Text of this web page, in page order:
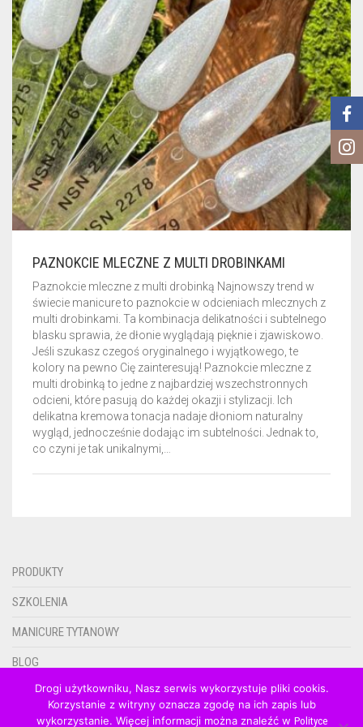
PUDRY BROKATOWE
PUDRY Z DROBINKAMI
PUDRY KOLOR PUR
PUDRY BUDUJĄCE
PUDRY DO FRENCH
PUDRY GALAXY
PUDRY SPARKLE
PUDRY TERMICZNE
PUDRY FOTOCHROMOWE
PUDRY ŚWIECĄCE
PUDER CHROM EFFECT
PYŁKI W PŁYNIE 5ML
PREPARATY PŁYNNE 50ML
NAIL PREP 50ML
GEL BASE 50ML
ACTIVATOR 50ML
PREPARATY PŁYNNE 15ML
NAIL PREP 15ML
GEL BASE 15ML
ACTIVATOR POWER 15ML
BRUSH SAVER 15ML
CERTYFIKATY DERMATOLOGICZNE
AKCESORIA
CERTYFIKATY
0
KOSZYK
PAZNOKCIE MLECZNE Z MULTI DROBINKAMI
Paznokcie mleczne z multi drobinką Najnowszy trend w
świecie manicure to paznokcie w odcieniach mlecznych z
multi drobinkami. Ta kombinacja delikatności i subtelnego
blasku sprawia, że dłonie wyglądają pięknie i zjawiskowo.
Jeśli szukasz czegoś oryginalnego i wyjątkowego, te
kolory na pewno Cię zainteresują! Paznokcie mleczne z
multi drobinką to jedne z najbardziej wszechstronnych
odcieni, które pasują do każdej okazji i stylizacji. Ich
delikatna kremowa tonacja nadaje dłoniom naturalny
wygląd, jednocześnie dodając im subtelności. Jednak to,
co czyni je tak unikalnymi,…
PRODUKTY
SZKOLENIA
MANICURE TYTANOWY
BLOG
KONTAKT
0.00ZŁ
Drogi użytkowniku, Nasz serwis wykorzystuje pliki cookis.
Korzystanie z witryny oznacza zgodę na ich zapis lub
wykorzystanie. Więcej informacji można znaleźć w Polityce